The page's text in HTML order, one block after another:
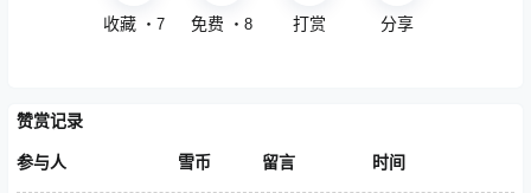
收藏 ・ 7 免费 ・ 8 打赏 分享
赞赏记录
参与人 雪币 留言 时间